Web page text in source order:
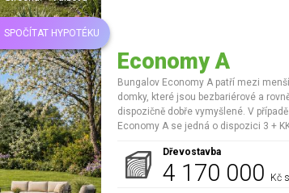
SPOČÍTAT HYPOTÉKU
Economy A
Bungalov Economy A patří mezi
domky, které jsou bezbariérové a
dispozičně dobře vymyšlené. V
Economy A se jedná o dispozici 3 +
Dřevostavba
4 170 000
Kč